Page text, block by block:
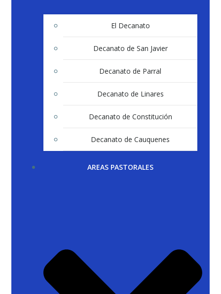
El Decanato
Decanato de San Javier
Decanato de Parral
Decanato de Linares
Decanato de Constitución
Decanato de Cauquenes
AREAS PASTORALES